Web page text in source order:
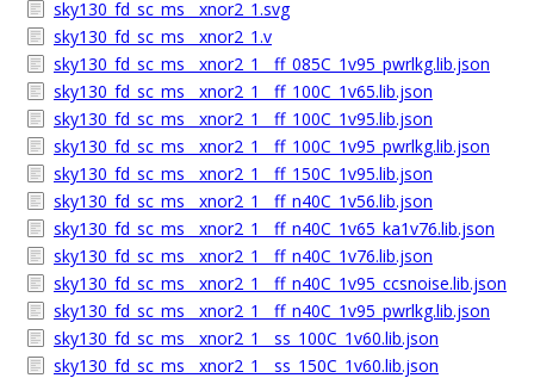
sky130_fd_sc_ms__xnor2_1.svg
sky130_fd_sc_ms__xnor2_1.v
sky130_fd_sc_ms__xnor2_1__ff_085C_1v95_pwrlkg.lib.json
sky130_fd_sc_ms__xnor2_1__ff_100C_1v65.lib.json
sky130_fd_sc_ms__xnor2_1__ff_100C_1v95.lib.json
sky130_fd_sc_ms__xnor2_1__ff_100C_1v95_pwrlkg.lib.json
sky130_fd_sc_ms__xnor2_1__ff_150C_1v95.lib.json
sky130_fd_sc_ms__xnor2_1__ff_n40C_1v56.lib.json
sky130_fd_sc_ms__xnor2_1__ff_n40C_1v65_ka1v76.lib.json
sky130_fd_sc_ms__xnor2_1__ff_n40C_1v76.lib.json
sky130_fd_sc_ms__xnor2_1__ff_n40C_1v95_ccsnoise.lib.json
sky130_fd_sc_ms__xnor2_1__ff_n40C_1v95_pwrlkg.lib.json
sky130_fd_sc_ms__xnor2_1__ss_100C_1v60.lib.json
sky130_fd_sc_ms__xnor2_1__ss_150C_1v60.lib.json